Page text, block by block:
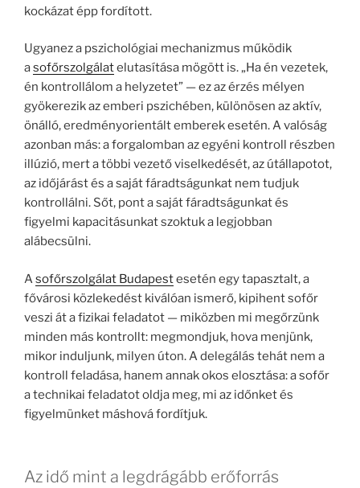
kockázat épp fordított.
Ugyanez a pszichológiai mechanizmus működik
asofőrszolgálatelutasítása mögött is. „Ha én vezetek,
én kontrollálom a helyzetet” — ez az érzés mélyen
gyökerezik az emberi pszichében, különösen az aktív,
önálló, eredményorientált emberek esetén. A valóság
azonban más: a forgalomban az egyéni kontroll részben
illúzió, mert a többi vezető viselkedését, az útállapotot,
az időjárást és a saját fáradtságunkat nem tudjuk
kontrollálni. Sőt, pont a saját fáradtságunkat és
figyelmi kapacitásunkat szoktuk a legjobban
alábecsülni.
Asofőrszolgálat Budapestesetén egy tapasztalt, a
fővárosi közlekedést kiválóan ismerő, kipihent sofőr
veszi át a fizikai feladatot — miközben mi megőrzünk
minden más kontrollt: megmondjuk, hova menjünk,
mikor induljunk, milyen úton. A delegálás tehát nem a
kontroll feladása, hanem annak okos elosztása: a sofőr
a technikai feladatot oldja meg, mi az időnket és
figyelmünket máshová fordítjuk.
Az idő mint a legdrágább erőforrás